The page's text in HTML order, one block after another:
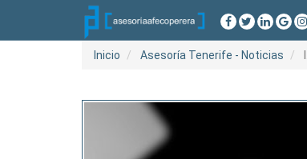
Inicio Asesoría Tenerife - Noticias